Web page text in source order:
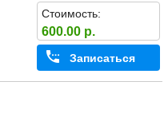
Стоимость:
600.00 р.
Записаться